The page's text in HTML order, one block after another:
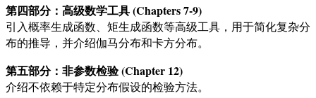
第四部分：高级数学工具 (Chapters 7-9)
引入概率生成函数、矩生成函数等高级工具，用于简化复杂分
布的推导，并介绍伽马分布和卡方分布。
第五部分：非参数检验 (Chapter 12)
介绍不依赖于特定分布假设的检验方法。